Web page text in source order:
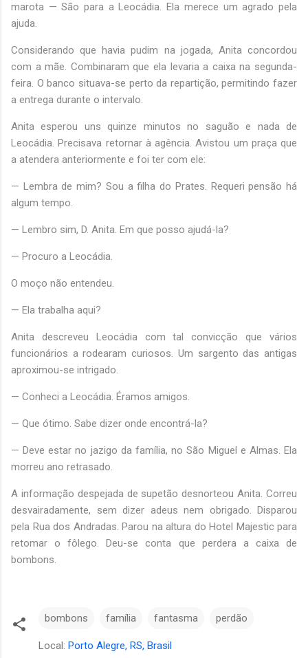
marota — São para a Leocádia. Ela merece um agrado pela
ajuda.
Considerando que havia pudim na jogada, Anita concordou
com a mãe. Combinaram que ela levaria a caixa na segunda-
feira. O banco situava-se perto da repartição, permitindo fazer
a entrega durante o intervalo.
Anita esperou uns quinze minutos no saguão e nada de
Leocádia. Precisava retornar à agência. Avistou um praça que
a atendera anteriormente e foi ter com ele:
— Lembra de mim? Sou a filha do Prates. Requeri pensão há
algum tempo.
— Lembro sim, D. Anita. Em que posso ajudá-la?
— Procuro a Leocádia.
O moço não entendeu.
— Ela trabalha aqui?
Anita descreveu Leocádia com tal convicção que vários
funcionários a rodearam curiosos. Um sargento das antigas
aproximou-se intrigado.
— Conheci a Leocádia. Éramos amigos.
— Que ótimo. Sabe dizer onde encontrá-la?
— Deve estar no jazigo da família, no São Miguel e Almas. Ela
morreu ano retrasado.
A informação despejada de supetão desnorteou Anita. Correu
desvairadamente, sem dizer adeus nem obrigado. Disparou
pela Rua dos Andradas. Parou na altura do Hotel Majestic para
retomar o fôlego. Deu-se conta que perdera a caixa de
bombons.
bombons família fantasma perdão
Local: Porto Alegre, RS, Brasil